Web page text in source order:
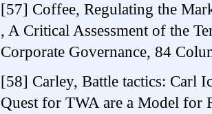
[57] Coffee, Regulating the
, A Critical Assessment of the
Corporate Governance, 84
[58] Carley, Battle tactics: Carl
Quest for TWA are a Model for